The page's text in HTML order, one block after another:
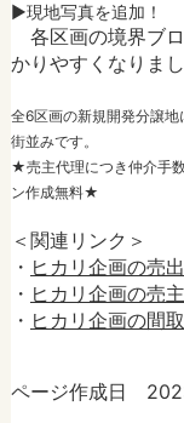
►現地写真を追加！
各区画の境界ブ
かりやすくなりま
全6区画の新規開発分譲
街並みです。
★売主代理につき仲介手
ン作成無料★
＜関連リンク＞
・ ヒカリ企画の売
・ ヒカリ企画の売
・ ヒカリ企画の間
ページ作成日